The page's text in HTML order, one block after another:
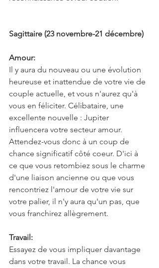
Sagittaire (23 novembre-21 décembre)
Amour:
Il y aura du nouveau ou une évolution
heureuse et inattendue de votre vie de
couple actuelle, et vous n'aurez qu'à
vous en féliciter. Célibataire, une
excellente nouvelle : Jupiter
influencera votre secteur amour.
Attendez-vous donc à un coup de
chance significatif côté coeur. D'ici à
ce que vous retombiez sous le charme
d'une liaison ancienne ou que vous
rencontriez l'amour de votre vie sur
votre palier, il n'y aura qu'un pas, que
vous franchirez allègrement.
Travail:
Essayez de vous impliquer davantage
dans votre travail. La chance vous